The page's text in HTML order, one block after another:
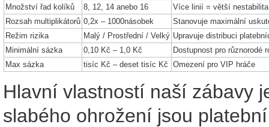
Množství řad kolíků 8, 12, 14 anebo 16
Více linií = větší
Rozsah multiplikátorů 0,2x – 1000násobek
Stanovuje maximální
Režim rizika
Malý / Prostřední / Velký Upravuje distribuci
Minimální sázka
0,10 Kč – 1,0 Kč
Dostupnost pro různorodé
Max sázka
tisíc Kč – deset tisíc Kč Omezení pro VIP hráče
Hlavní vlastností naší zábavy
slabého ohrožení jsou